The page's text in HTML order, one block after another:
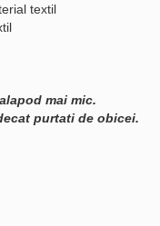
textil
mai mic.
purtati de obicei.